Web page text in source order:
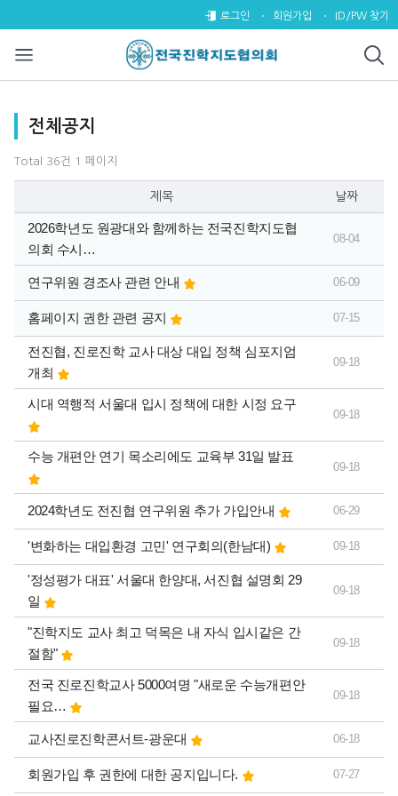
전체공지 1 페이지 로그인 회원가입 ID/PW 찾기
전체공지
Total 36건 1 페이지
제목 날짜
2026학년도 원광대와 함께하는 전국진학지도협
의회 수시…
08-04
연구위원 경조사 관련 안내 06-09
홈페이지 권한 관련 공지 07-15
전진협, 진로진학 교사 대상 대입 정책 심포지엄
개최
09-18
시대 역행적 서울대 입시 정책에 대한 시정 요구
09-18
수능 개편안 연기 목소리에도 교육부 31일 발표
09-18
2024학년도 전진협 연구위원 추가 가입안내 06-29
'변화하는 대입환경 고민' 연구회의(한남대) 09-18
'정성평가 대표' 서울대 한양대, 서진협 설명회 29
일
09-18
"진학지도 교사 최고 덕목은 내 자식 입시같은 간
절함"
09-18
전국 진로진학교사 5000여명 "새로운 수능개편안
필요…
09-18
교사진로진학콘서트-광운대 06-18
회원가입 후 권한에 대한 공지입니다. 07-27